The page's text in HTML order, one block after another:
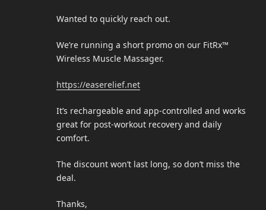
Wanted to quickly reach out.
We’re running a short promo on our FitRx™
Wireless Muscle Massager.
https://easerelief.net
It’s rechargeable and app-controlled and works
great for post-workout recovery and daily
comfort.
The discount won’t last long, so don’t miss the
deal.
Thanks,